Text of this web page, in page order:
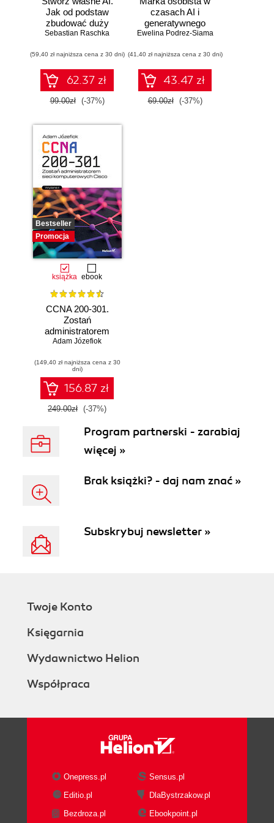
Jak od podstaw
zbudować duży
model językowy
Sebastian Raschka
(59,40 zł najniższa cena z 30 dni)
62.37 zł
99.00zł (-37%)
czasach AI i
generatywnego
wyszukiwania
Ewelina Podrez-Siama
(41,40 zł najniższa cena z 30 dni)
43.47 zł
69.00zł (-37%)
Bestseller
Promocja
książka ebook
CCNA 200-301.
Zostań
administratorem
sieci
Cisco. Wydanie II
Adam Józefiok
(149,40 zł najniższa cena z 30
dni)
156.87 zł
249.00zł (-37%)
Program partnerski - zarabiaj
więcej »
Brak książki? - daj nam znać »
Subskrybuj newsletter »
Twoje Konto
Księgarnia
Wydawnictwo Helion
Współpraca
Onepress.pl
Sensus.pl
Editio.pl
DlaBystrzakow.pl
Bezdroza.pl
Ebookpoint.pl